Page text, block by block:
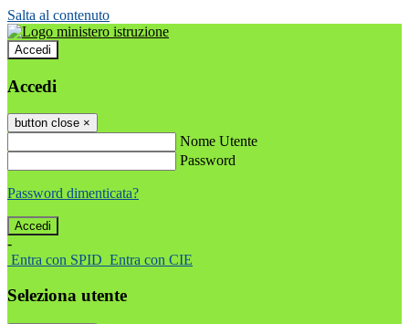
Salta al contenuto
Accedi
Accedi
button close ×
Nome Utente
Password
Password dimenticata?
-
Entra con SPID Entra con CIE
Seleziona utente